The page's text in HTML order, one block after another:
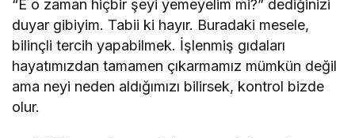
“E o zaman hiçbir şeyi yemeyelim mi?” dediğinizi
duyar gibiyim. Tabii ki hayır. Buradaki mesele,
bilinçli tercih yapabilmek. İşlenmiş gıdaları
hayatımızdan tamamen çıkarmamız mümkün değil
ama neyi neden aldığımızı bilirsek, kontrol bizde
olur.